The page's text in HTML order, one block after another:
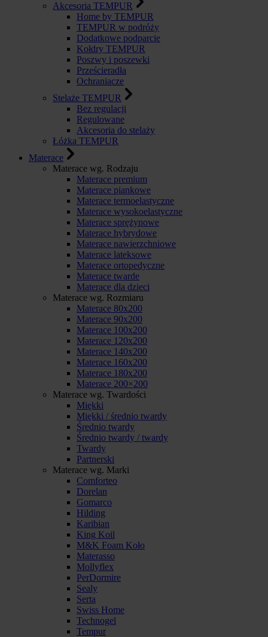
Akcesoria TEMPUR
Home by TEMPUR
TEMPUR w podróży
Dodatkowe podparcie
Kołdry TEMPUR
Poszwy i poszewki
Prześcieradła
Ochraniacze
Stelaże TEMPUR
Bez regulacji
Regulowane
Akcesoria do stelaży
Łóżka TEMPUR
Materace
Materace wg. Rodzaju
Materace premium
Materace piankowe
Materace termoelastyczne
Materace wysokoelastyczne
Materace sprężynowe
Materace hybrydowe
Materace nawierzchniowe
Materace lateksowe
Materace ortopedyczne
Materace twarde
Materace dla dzieci
Materace wg. Rozmiaru
Materace 80x200
Materace 90x200
Materace 100x200
Materace 120x200
Materace 140x200
Materace 160x200
Materace 180x200
Materace 200×200
Materace wg. Twardości
Miękki
Miękki / średnio twardy
Średnio twardy
Średnio twardy / twardy
Twardy
Partnerski
Materace wg. Marki
Comforteo
Dorelan
Gomarco
Hilding
Karibian
King Koil
M&K Foam Koło
Materasso
Mollyflex
PerDormire
Sealy
Serta
Swiss Home
Technogel
Tempur